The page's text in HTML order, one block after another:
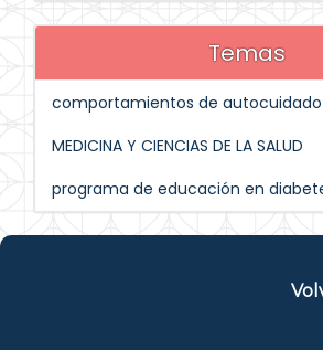
Temas
comportamientos de autocuidado
MEDICINA Y CIENCIAS DE LA SALUD
programa de educación en